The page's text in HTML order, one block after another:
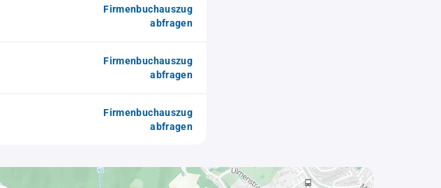
Firmenbuchauszug
abfragen
Firmenbuchauszug
abfragen
Firmenbuchauszug
abfragen